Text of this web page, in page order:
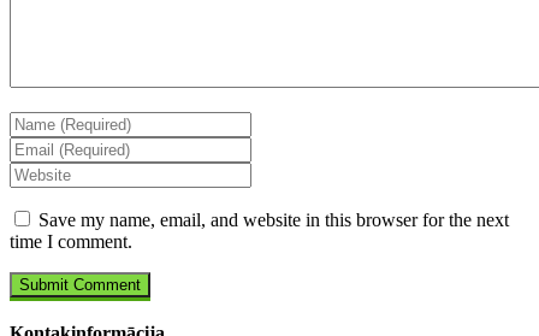
Save my name, email, and website in this browser for the next
time I comment.